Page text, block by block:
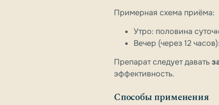
Примерная схема приёма:
Утро: половина
Вечер (через 12
Препарат следует давать
эффективность.
Способы применения